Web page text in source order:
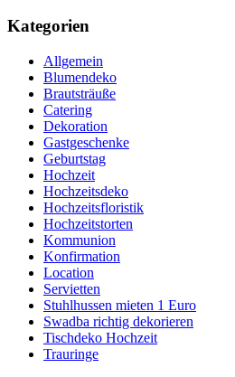
Kategorien
Allgemein
Blumendeko
Brautsträuße
Catering
Dekoration
Gastgeschenke
Geburtstag
Hochzeit
Hochzeitsdeko
Hochzeitsfloristik
Hochzeitstorten
Kommunion
Konfirmation
Location
Servietten
Stuhlhussen mieten 1 Euro
Swadba richtig dekorieren
Tischdeko Hochzeit
Trauringe